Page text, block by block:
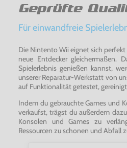
Geprüfte
Für einwandfreie
Die Nintento Wii eignet sich
neue Entdecker gleichermaßen.
Spielerlebnis genießen kannst,
unserer Reparatur-Werkstatt von
auf Funktionalität getestet,
Indem du gebrauchte Games und
verkaufst, trägst du außerdem
Konsolen und Games zu
Ressourcen zu schonen und Abfall